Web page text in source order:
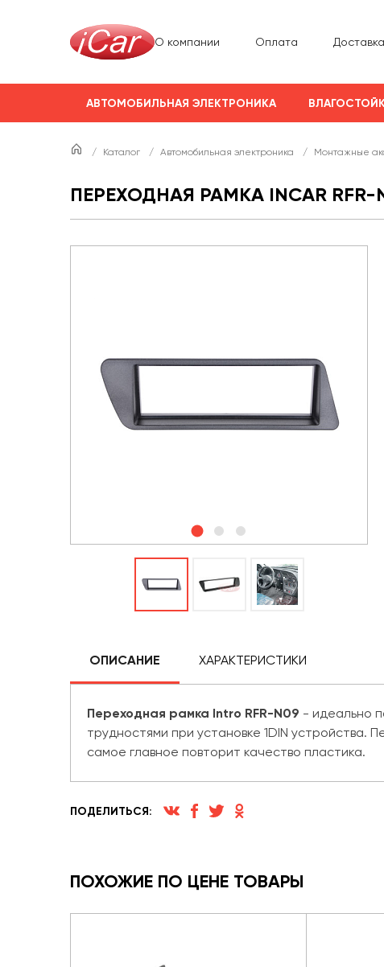
О компании Оплата
АВТОМОБИЛЬНАЯ ЭЛЕКТРОНИКА
/ Каталог / Автомобильная электроника / Монтажные
ПЕРЕХОДНАЯ РАМКА INCAR RFR-
ОПИСАНИЕ ХАРАКТЕРИСТИКИ
Переходная рамка Intro RFR-N09 - идеально
трудностями при установке 1DIN устройства.
самое главное повторит качество пластика.
ПОДЕЛИТЬСЯ:
ПОХОЖИЕ ПО ЦЕНЕ ТОВАРЫ